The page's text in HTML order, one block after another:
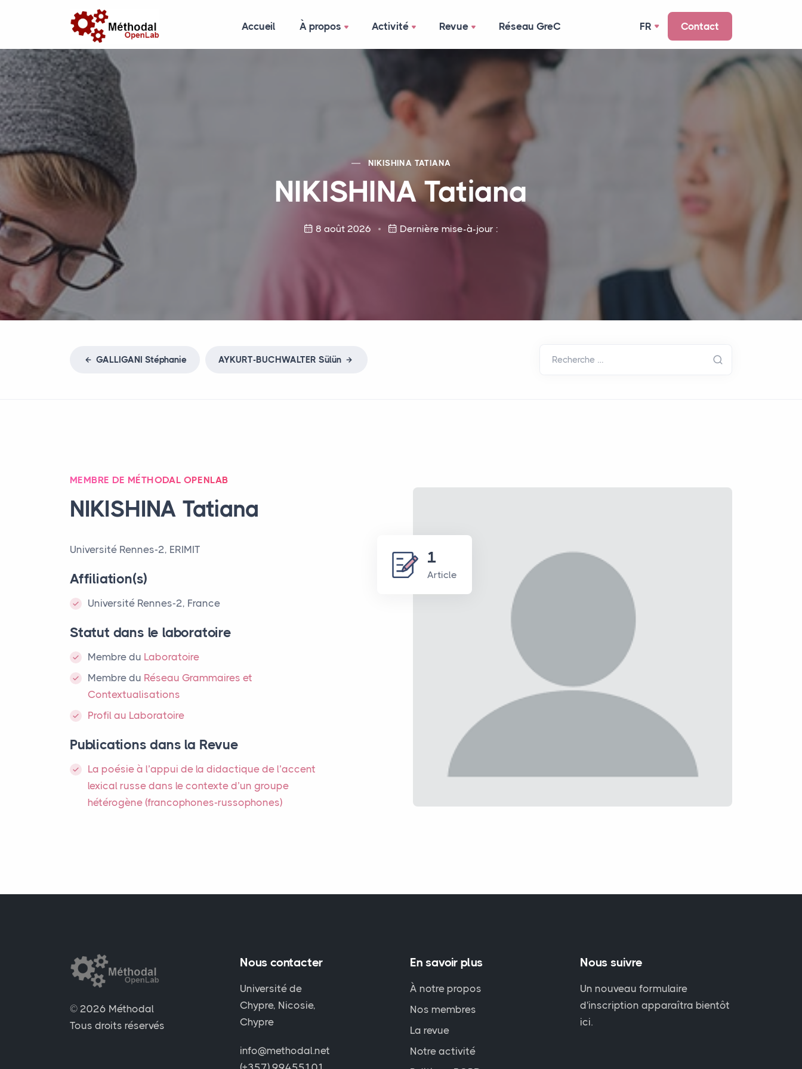
Accueil À propos Activité Revue Réseau GreC FR Contact
NIKISHINA TATIANA
NIKISHINATatiana
8 août 2026 Dernière mise-à-jour :
GALLIGANI Stéphanie AYKURT-BUCHWALTER Sülün Recherche …
1
Article
MEMBRE DE MÉTHODAL OPENLAB
NIKISHINA Tatiana
Université Rennes-2, ERIMIT
Affiliation(s)
Université Rennes-2, France
Statut dans le laboratoire
Membre du Laboratoire
Membre du Réseau Grammaires et
Contextualisations
Profil au Laboratoire
Publications dans la Revue
La poésie à l’appui de la didactique de l’accent
lexical russe dans le contexte d’un groupe
hétérogène (francophones-russophones)
© 2026 Méthodal
Tous droits réservés
Nous contacter
Université de
Chypre, Nicosie,
Chypre
info@methodal.net
En savoir plus
À notre propos
Nos membres
La revue
Notre activité
Nous suivre
Un nouveau formulaire
d'inscription apparaîtra bientôt
ici.